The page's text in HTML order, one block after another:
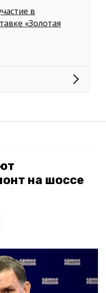
в
«Золотая
на шоссе